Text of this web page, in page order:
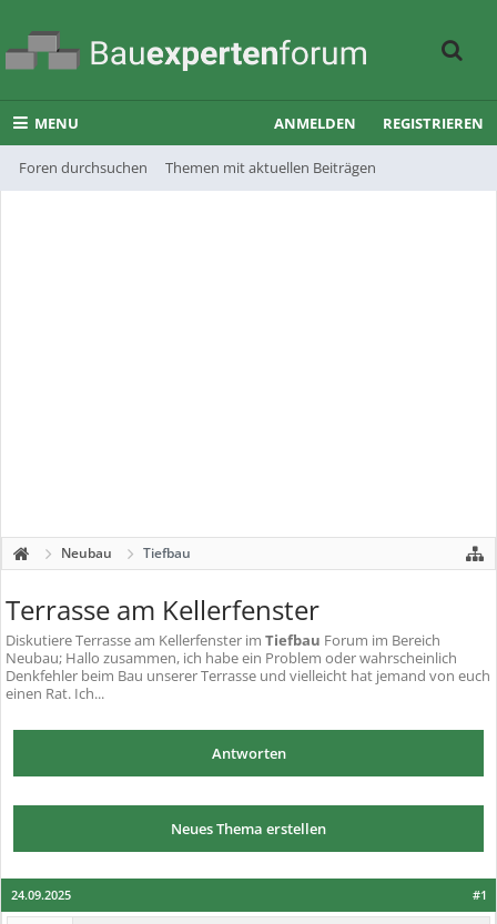
MENU
Foren durchsuchen Themen mit aktuellen Beiträgen
ANMELDEN REGISTRIEREN
Neubau Tiefbau
Terrasse am Kellerfenster
DiskutiereTerrasse am Kellerfenster im Tiefbau Forum im Bereich
Neubau; Hallo zusammen, ich habe ein Problem oder wahrscheinlich
Denkfehler beim Bau unserer Terrasse und vielleicht hat jemand von euch
einen Rat. Ich...
Antworten
Neues Thema erstellen
#1
24.09.2025